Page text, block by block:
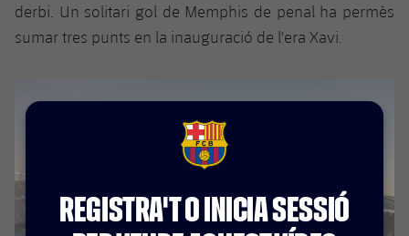
Palau Blaugrana
La Masia
Serveis
plusicon
més
SUB10 A
SUB8 A
Classificacions
Fotos
Palmarès
Cadet B
Jugadors
Actualitat
Jugadors
Base
plusicon
més
Cadet B
PLUSICON
MÉS
Calendari
Actualitat
derbi. Un solitari gol de Memphis de penal ha permès
sumar tres punts en la inauguració de l'era Xavi.
FCB Barcelona badge
REGISTRA'T O INICIA SESSIÓ